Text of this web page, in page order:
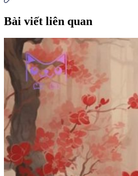
Bài viết liên quan